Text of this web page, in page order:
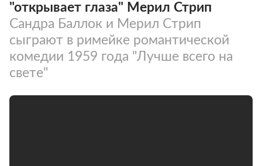
"открывает глаза" Мерил Стрип
Сандра Баллок и Мерил Стрип
сыграют в римейке романтической
комедии 1959 года "Лучше всего на
свете"